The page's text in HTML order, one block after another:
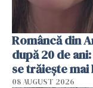
Româncă din
după 20 de
se trăiește
08 AUGUST 2026